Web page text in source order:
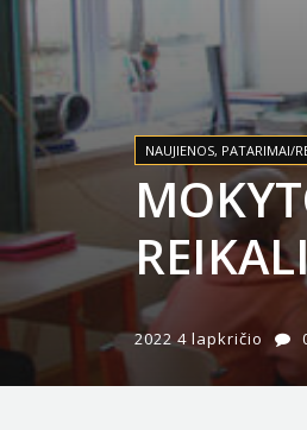
NAUJIENOS, PATARIMAI/
2022 4 lapkričio